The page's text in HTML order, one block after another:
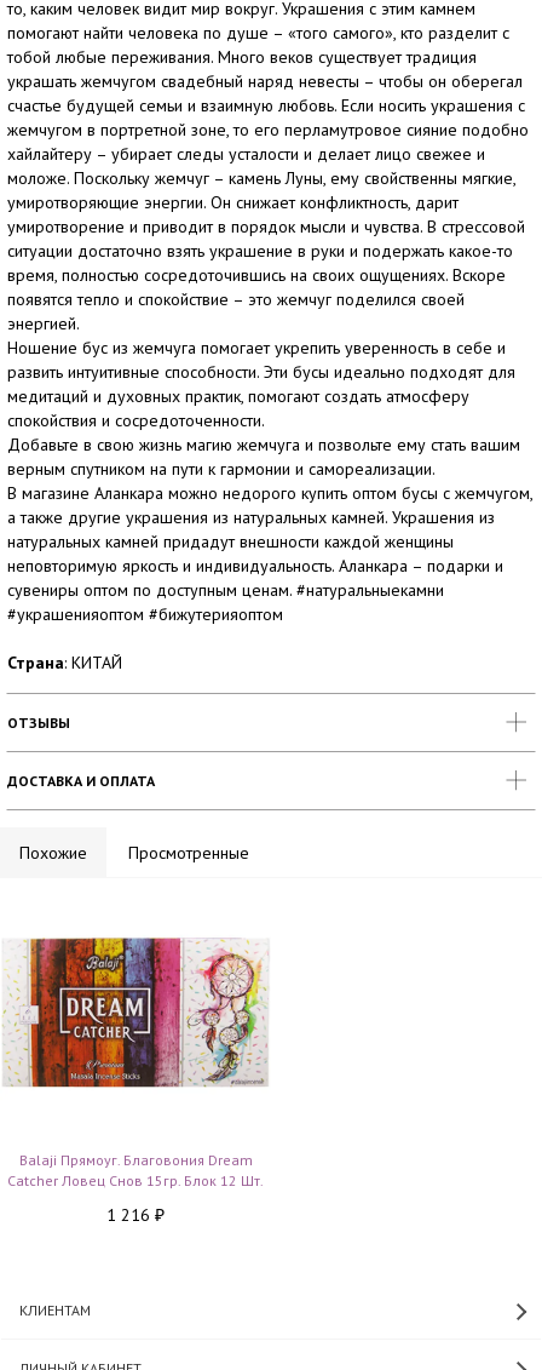
то, каким человек видит мир вокруг. Украшения с этим камнем
помогают найти человека по душе – «того самого», кто разделит с
тобой любые переживания. Много веков существует традиция
украшать жемчугом свадебный наряд невесты – чтобы он оберегал
счастье будущей семьи и взаимную любовь. Если носить украшения с
жемчугом в портретной зоне, то его перламутровое сияние подобно
хайлайтеру – убирает следы усталости и делает лицо свежее и
моложе. Поскольку жемчуг – камень Луны, ему свойственны мягкие,
умиротворяющие энергии. Он снижает конфликтность, дарит
умиротворение и приводит в порядок мысли и чувства. В стрессовой
ситуации достаточно взять украшение в руки и подержать какое-то
время, полностью сосредоточившись на своих ощущениях. Вскоре
появятся тепло и спокойствие – это жемчуг поделился своей
энергией.
Ношение бус из жемчуга помогает укрепить уверенность в себе и
развить интуитивные способности. Эти бусы идеально подходят для
медитаций и духовных практик, помогают создать атмосферу
спокойствия и сосредоточенности.
Добавьте в свою жизнь магию жемчуга и позвольте ему стать вашим
верным спутником на пути к гармонии и самореализации.
В магазине Аланкара можно недорого купить оптом бусы с жемчугом,
а также другие украшения из натуральных камней. Украшения из
натуральных камней придадут внешности каждой женщины
неповторимую яркость и индивидуальность. Аланкара – подарки и
сувениры оптом по доступным ценам. #натуральныекамни
#украшенияоптом #бижутерияоптом
Страна: КИТАЙ
ОТЗЫВЫ
ДОСТАВКА И ОПЛАТА
Похожие Просмотренные
Balaji Прямоуг. Благовония Dream
Catcher Ловец Снов 15гр. Блок 12 Шт.
1 216 ₽
КЛИЕНТАМ